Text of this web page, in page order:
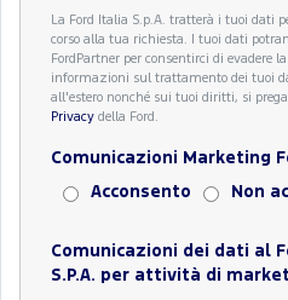
La Ford Italia S.p.A. tratterà i tuoi dati
corso alla tua richiesta. I tuoi dati
FordPartner per consentirci di evadere la tua
informazioni sul trattamento dei tuoi
all'estero nonché sui tuoi diritti, si
Privacy della Ford.
Comunicazioni Marketing
Acconsento Non
Comunicazioni dei dati al
S.P.A. per attività di